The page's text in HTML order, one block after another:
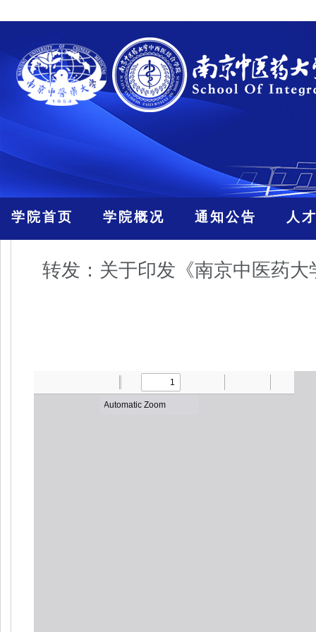
学院首页 学院概况 通知公告 人
转发：关于印发《南京中医药